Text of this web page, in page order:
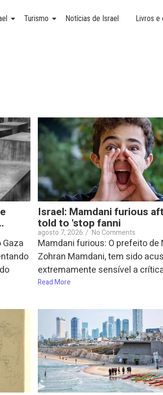
Turismo Notícias de Israel Livros e
Israel: Mamdani furious
told to 'stop fanni
agosto 7, 2026 / No Comments
Mamdani furious: O prefeito de
Zohran Mamdani, tem sido
extremamente sensível a
Read More